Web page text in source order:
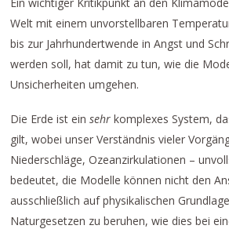
Welt mit einem unvorstellbaren
bis zur Jahrhundertwende in Angst und
werden soll, hat damit zu tun, wie die
Unsicherheiten umgehen.
Die Erde ist einsehr komplexes System,
gilt, wobei unser Verständnis vieler
Niederschläge, Ozeanzirkulationen –
bedeutet, die Modelle können nicht den
ausschließlich auf physikalischen
Naturgesetzen zu beruhen, wie dies bei